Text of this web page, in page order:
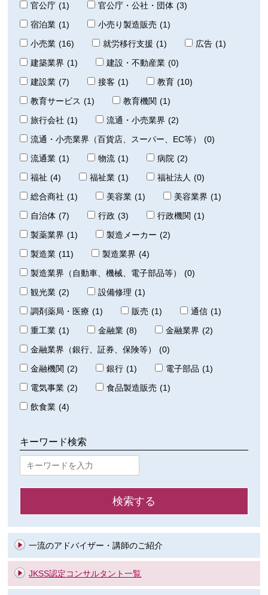
官公庁 (1) 官公庁・公社・団体 (3)
宿泊業 (1) 小売り製造販売 (1)
小売業 (16) 就労移行支援 (1) 広告 (1)
建築業界 (1) 建設・不動産業 (0)
建設業 (7) 接客 (1) 教育 (10)
教育サービス (1) 教育機関 (1)
旅行会社 (1) 流通・小売業界 (2)
流通・小売業界（百貨店、スーパー、EC等）
(0)
流通業 (1) 物流 (1) 病院 (2)
福祉 (4) 福祉業 (1) 福祉法人 (0)
総合商社 (1) 美容業 (1) 美容業界 (1)
自治体 (7) 行政 (3) 行政機関 (1)
製薬業界 (1) 製造メーカー (2)
製造業 (11) 製造業界 (4)
製造業界（自動車、機械、電子部品等）
(0)
観光業 (2) 設備修理 (1)
調剤薬局・医療 (1) 販売 (1) 通信 (1)
重工業 (1) 金融業 (8) 金融業界 (2)
金融業界（銀行、証券、保険等）
(0)
金融機関 (2) 銀行 (1) 電子部品 (1)
電気事業 (2) 食品製造販売 (1)
飲食業 (4)
キーワード検索
一流のアドバイザー・講師のご紹介
JKSS認定コンサルタント一覧